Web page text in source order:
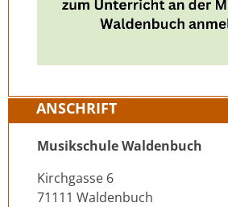
ANSCHRIFT
Musikschule Waldenbuch
Kirchgasse 6
71111 Waldenbuch